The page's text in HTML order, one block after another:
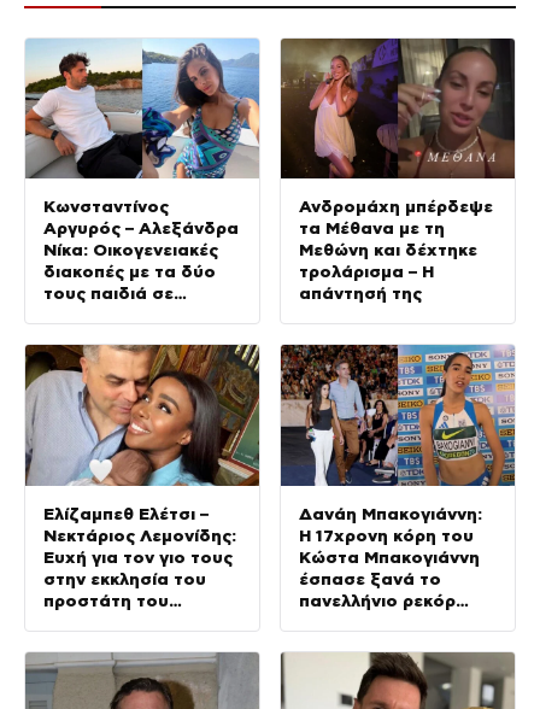
Κωνσταντίνος
Αργυρός – Αλεξάνδρα
Νίκα: Οικογενειακές
διακοπές με τα δύο
τους παιδιά σε
Ανδρομάχη μπέρδεψε
τα Μέθανα με τη
Μεθώνη και δέχτηκε
τρολάρισμα – Η
απάντησή της
Ελίζαμπεθ Ελέτσι –
Νεκτάριος Λεμονίδης:
Ευχή για τον γιο τους
στην εκκλησία του
προστάτη του
Δανάη Μπακογιάννη:
Η 17χρονη κόρη του
Κώστα Μπακογιάννη
έσπασε ξανά το
πανελλήνιο ρεκόρ